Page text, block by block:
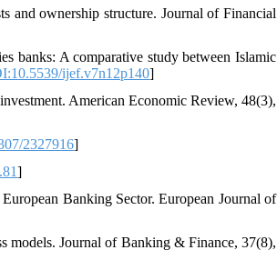
and ownership structure. Journal of Financial
banks: A comparative study between Islamic
ijef.v7n12p140]
American Economic Review, 48(3),
2327916]
]
Banking Sector. European Journal of
models. Journal of Banking & Finance, 37(8),